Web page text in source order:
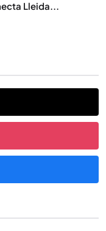
Lleida...